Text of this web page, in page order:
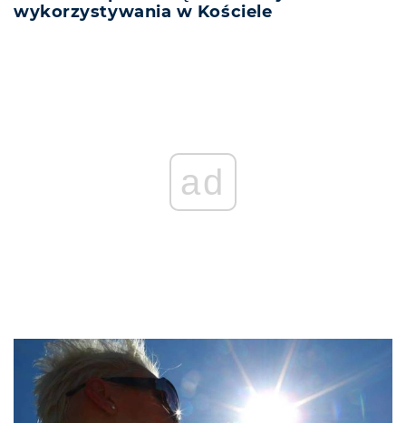
wykorzystywania w Kościele
ad